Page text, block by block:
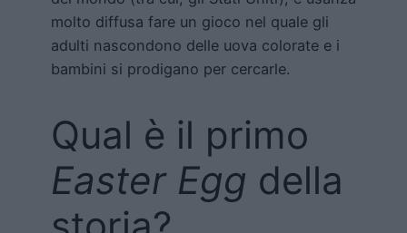
molto diffusa fare un gioco nel quale gli
adulti nascondono delle uova colorate e i
bambini si prodigano per cercarle.
Qual è il primo
Easter Egg della